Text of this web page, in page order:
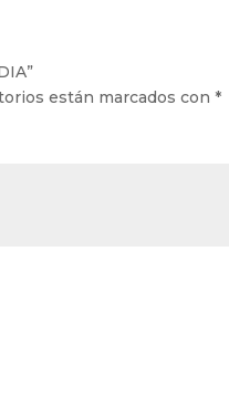
están marcados con*